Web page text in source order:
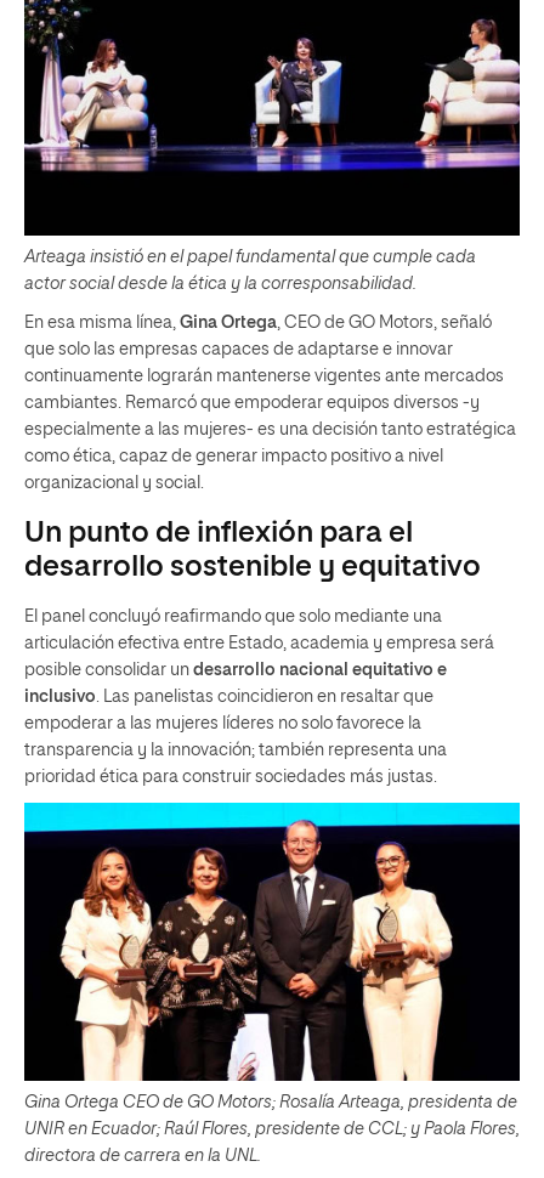
Arteaga insistió en el papel fundamental que cumple cada
actor social desde la ética y la corresponsabilidad.
En esa misma línea, Gina Ortega , CEO de GO Motors, señaló
que solo las empresas capaces de adaptarse e innovar
continuamente lograrán mantenerse vigentes ante mercados
cambiantes. Remarcó que empoderar equipos diversos -y
especialmente a las mujeres- es una decisión tanto estratégica
como ética, capaz de generar impacto positivo a nivel
organizacional y social.
Un punto de inflexión para el
desarrollo sostenible y equitativo
El panel concluyó reafirmando que solo mediante una
articulación efectiva entre Estado, academia y empresa será
posible consolidar un desarrollo nacional equitativo e
inclusivo . Las panelistas coincidieron en resaltar que
empoderar a las mujeres líderes no solo favorece la
transparencia y la innovación; también representa una
prioridad ética para construir sociedades más justas.
Gina Ortega CEO de GO Motors; Rosalía Arteaga, presidenta de
UNIR en Ecuador; Raúl Flores, presidente de CCL; y Paola Flores,
directora de carrera en la UNL.